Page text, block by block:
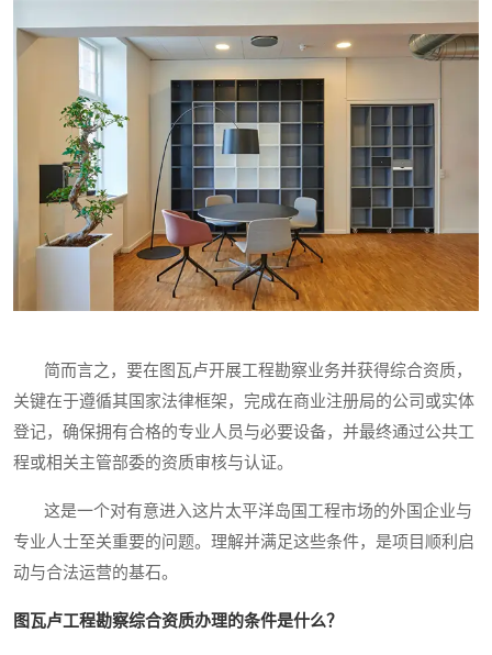
简而言之，要在图瓦卢开展工程勘察业务并获得综合资质，
关键在于遵循其国家法律框架，完成在商业注册局的公司或实体
登记，确保拥有合格的专业人员与必要设备，并最终通过公共工
程或相关主管部委的资质审核与认证。
这是一个对有意进入这片太平洋岛国工程市场的外国企业与
专业人士至关重要的问题。理解并满足这些条件，是项目顺利启
动与合法运营的基石。
图瓦卢工程勘察综合资质办理的条件是什么？